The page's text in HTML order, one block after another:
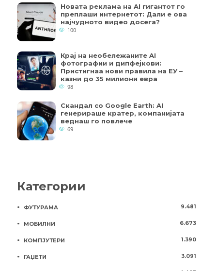
Новата реклама на AI гигантот го
преплаши интернетот: Дали е ова
најчудното видео досега?
100
Крај на необележаните AI
фотографии и дипфејкови:
Пристигнаа нови правила на ЕУ –
казни до 35 милиони евра
98
Скандал со Google Earth: AI
генерираше кратер, компанијата
веднаш го повлече
69
Категории
ФУТУРАМА 9.481
МОБИЛНИ 6.673
КОМПЈУТЕРИ 1.390
ГАЏЕТИ 3.091